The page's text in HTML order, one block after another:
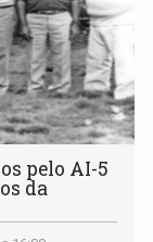
pelo AI-5
da